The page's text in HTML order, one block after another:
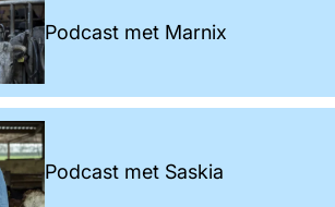
Podcast met Marnix
Podcast met Saskia